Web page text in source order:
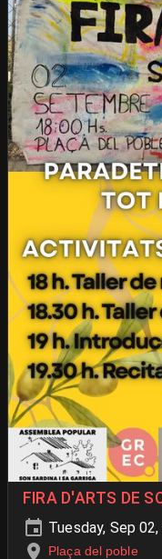
FIRA D'ARTS DE
Tuesday, Sep
Plaça del poble